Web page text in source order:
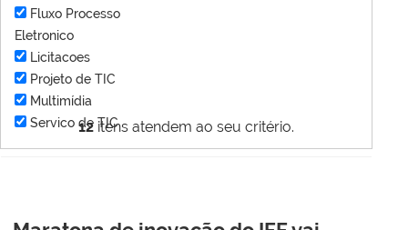
12 itens atendem ao seu critério.
Fluxo Processo
Eletronico
Licitacoes
Projeto de TIC
Multimídia
Servico de TIC